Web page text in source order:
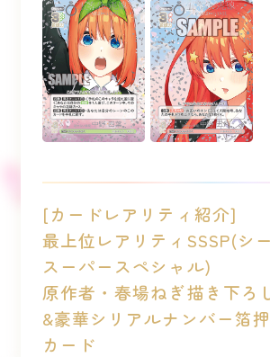
[カードレアリティ紹介]
最上位レアリティSSSP(シ
スーパースペシャル)
原作者・春場ねぎ描き下ろ
&豪華シリアルナンバー箔
カード